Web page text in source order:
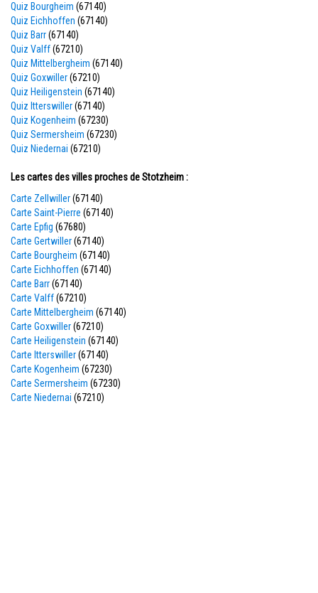
Quiz Bourgheim (67140)
Quiz Eichhoffen (67140)
Quiz Barr(67140)
Quiz Valff(67210)
Quiz Mittelbergheim (67140)
Quiz Goxwiller(67210)
Quiz Heiligenstein (67140)
Quiz Itterswiller(67140)
Quiz Kogenheim (67230)
Quiz Sermersheim (67230)
Quiz Niedernai (67210)
Les cartes des villes proches de Stotzheim :
Carte Zellwiller(67140)
Carte Saint-Pierre (67140)
Carte Epfig (67680)
Carte Gertwiller(67140)
Carte Bourgheim (67140)
Carte Eichhoffen (67140)
Carte Barr(67140)
Carte Valff(67210)
Carte Mittelbergheim (67140)
Carte Goxwiller(67210)
Carte Heiligenstein (67140)
Carte Itterswiller(67140)
Carte Kogenheim (67230)
Carte Sermersheim (67230)
Carte Niedernai (67210)